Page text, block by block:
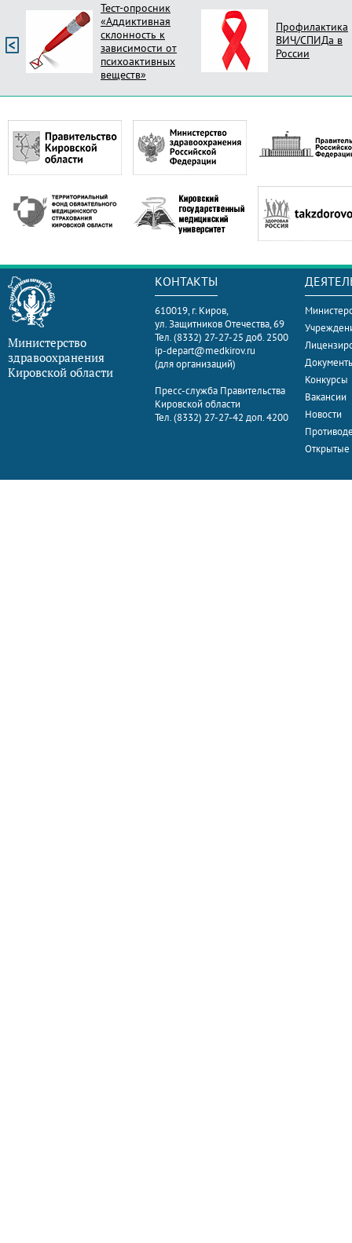
Тест-опросник
«Аддиктивная
склонность к
зависимости от
психоактивных
веществ»
Профилактика
ВИЧ/СПИДа в
России
Министерство
здравоохранения
Кировской области
КОНТАКТЫ
610019, г. Киров,
ул. Защитников Отечества, 69
Тел. (8332) 27-27-25 доб. 2500
ip-depart@medkirov.ru
(для организаций)
Пресс-служба Правительства
Кировской области
Тел. (8332) 27-27-42 доп. 4200
Конкурсы
Вакансии
Новости